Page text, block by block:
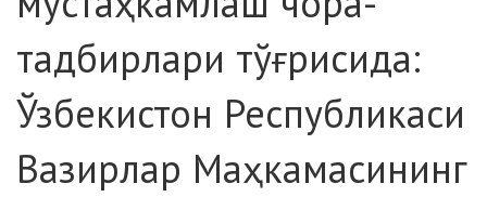
тадбирлари тўғрисида:
Ўзбекистон Республикаси
Вазирлар Маҳкамасининг